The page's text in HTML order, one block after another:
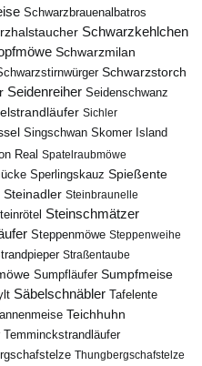
Schwarzbrauenalbatros
Schwarzkehlchen
Schwarzmilan
Schwarzstorch
Seidenreiher Seidenschwanz
Sichler
Singschwan Skomer Island
Real Spatelraubmöwe
Sperlingskauz Spießente
Steinadler Steinbraunelle
Steinschmätzer
Steppenmöwe Steppenweihe
Straßentaube
Sumpfläufer Sumpfmeise
Säbelschnäbler Tafelente
Teichhuhn
Temminckstrandläufer
Thungbergschafstelze